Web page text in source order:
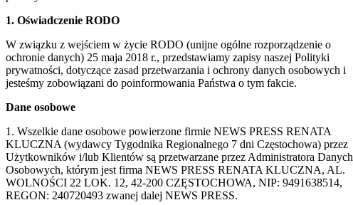
1. Oświadczenie RODO
W związku z wejściem w życie RODO (unijne ogólne rozporządzenie o
ochronie danych) 25 maja 2018 r., przedstawiamy zapisy naszej Polityki
prywatności, dotyczące zasad przetwarzania i ochrony danych osobowych i
jesteśmy zobowiązani do poinformowania Państwa o tym fakcie.
Dane osobowe
1. Wszelkie dane osobowe powierzone firmie NEWS PRESS RENATA
KLUCZNA (wydawcy Tygodnika Regionalnego 7 dni Częstochowa) przez
Użytkowników i/lub Klientów są przetwarzane przez Administratora Danych
Osobowych, którym jest firma NEWS PRESS RENATA KLUCZNA, AL.
WOLNOŚCI 22 LOK. 12, 42-200 CZĘSTOCHOWA, NIP: 9491638514,
REGON: 240720493 zwanej dalej NEWS PRESS.